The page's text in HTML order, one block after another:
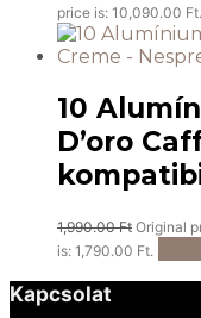
price is: 10,090.00 Ft.
10
D’oro
1,990.00Ft Original
is: 1,790.00 Ft.
Kapcsolat